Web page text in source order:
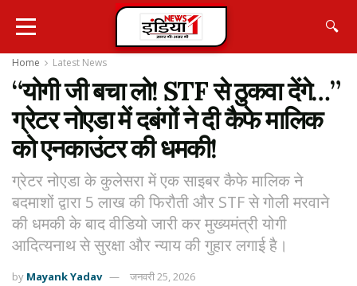
🔍
Home Latest News
“योगी जी बचा लो! STF से ठुकवा देंगे…”
ग्रेटर नोएडा में दबंगों ने दी कैफे मालिक
को एनकाउंटर की धमकी!
ग्रेटर नोएडा के कुलेसरा में एक साइबर कैफे मालिक ने
बदमाशों द्वारा 5 लाख की फिरौती और STF से गोली मरवाने
की धमकी के बाद वीडियो जारी कर मुख्यमंत्री योगी
आदित्यनाथ से सुरक्षा और न्याय की गुहार लगाई है।
by Mayank Yadav जनवरी 25, 2026